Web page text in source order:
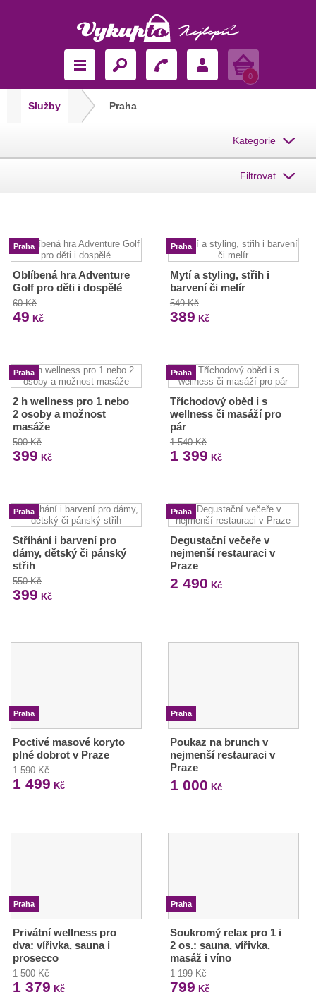
Košík
0
Služby Praha
Kategorie
Filtrovat
Praha
Oblíbená hra Adventure
Golf pro děti i dospělé
60 Kč
49 Kč
Praha
Mytí a styling, střih i
barvení či melír
549 Kč
389 Kč
Praha
2 h wellness pro 1 nebo
2 osoby a možnost
masáže
500 Kč
399 Kč
Praha
Tříchodový oběd i s
wellness či masáží pro
pár
1 540 Kč
1 399 Kč
Praha
Stříhání i barvení pro
dámy, dětský či pánský
střih
550 Kč
399 Kč
Praha
Degustační večeře v
nejmenší restauraci v
Praze
2 490 Kč
Praha
Poctivé masové koryto
plné dobrot v Praze
1 590 Kč
1 499 Kč
Praha
Poukaz na brunch v
nejmenší restauraci v
Praze
1 000 Kč
Praha
Privátní wellness pro
dva: vířivka, sauna i
prosecco
1 500 Kč
1 379 Kč
Praha
Soukromý relax pro 1 i
2 os.: sauna, vířivka,
masáž i víno
1 199 Kč
799 Kč